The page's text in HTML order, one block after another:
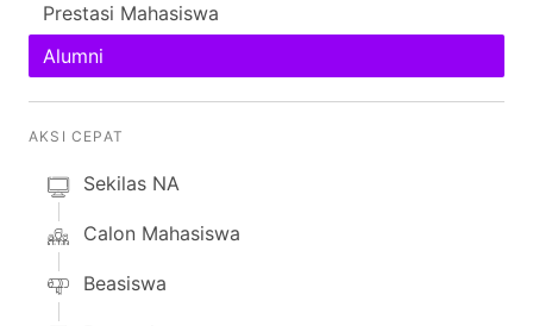
Prestasi Mahasiswa
Alumni
AKSI CEPAT
Sekilas NA
Calon Mahasiswa
Beasiswa